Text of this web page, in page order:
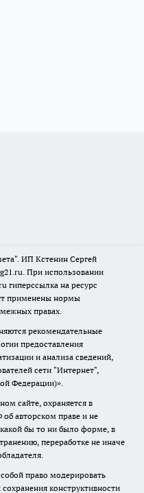
ИП Кстенин Сергей
При использовании
гиперссылка на ресурс
применены нормы
правах.
рекомендательные
предоставления
и анализа сведений,
сети "Интернет",
Федерации)».
сайте, охраняется в
об авторском праве и не
бы то ни было форме, в
переработке не иначе
право модерировать
конструктивности